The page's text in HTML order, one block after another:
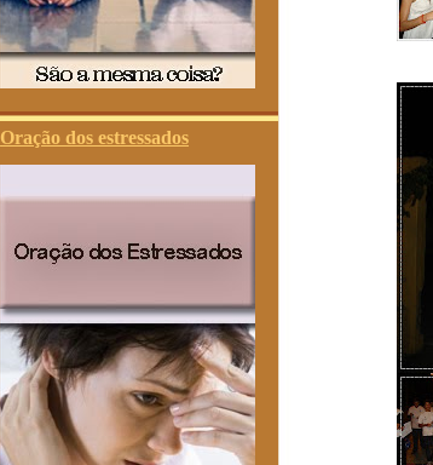
Oração dos estressados